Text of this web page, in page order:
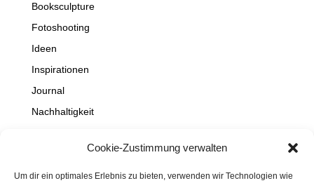
Cookie-Zustimmung verwalten
Um dir ein optimales Erlebnis zu bieten, verwenden wir Technologien wie
Booksculpture
Fotoshooting
Ideen
Inspirationen
Journal
Nachhaltigkeit
Projekte